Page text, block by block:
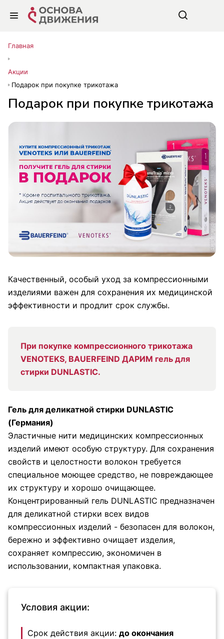
Главная
Акции
Подарок при покупке трикотажа
Подарок при покупке трикотажа
Качественный, особый уход за компрессионными
изделиями важен для сохранения их медицинской
эффективности и продлит срок службы.
При покупке компрессионного трикотажа
VENOTEKS, BAUERFEIND ДАРИМ гель для
стирки DUNLASTIC.
Гель для деликатной стирки DUNLASTIC
(Германия)
Эластичные нити медицинских компрессионных
изделий имеют особую структуру. Для сохранения
свойств и целостности волокон требуется
специальное моющее средство, не повреждающее
их структуру и хорошо очищающее.
Концентрированный гель DUNLASTIC предназначен
для деликатной стирки всех видов
компрессионных изделий - безопасен для волокон,
бережно и эффективно очищает изделия,
сохраняет компрессию, экономичен в
использовании, компактная упаковка.
Условия акции:
Срок действия акции: до окончания